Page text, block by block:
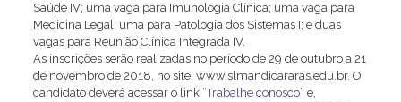
Saúde IV; uma vaga para Imunologia Clínica; uma vaga para
Medicina Legal; uma para Patologia dos Sistemas I; e duas
vagas para Reunião Clínica Integrada IV.
As inscrições serão realizadas no período de 29 de outubro a 21
de novembro de 2018, no site: www.slmandicararas.edu.br. O
candidato deverá acessar o link “Trabalhe conosco” e,